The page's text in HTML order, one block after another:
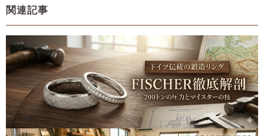
関連記事